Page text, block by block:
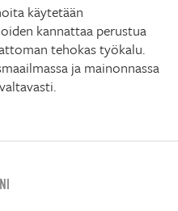
käytetään
kannattaa perustua
tehokas työkalu.
ja mainonnassa